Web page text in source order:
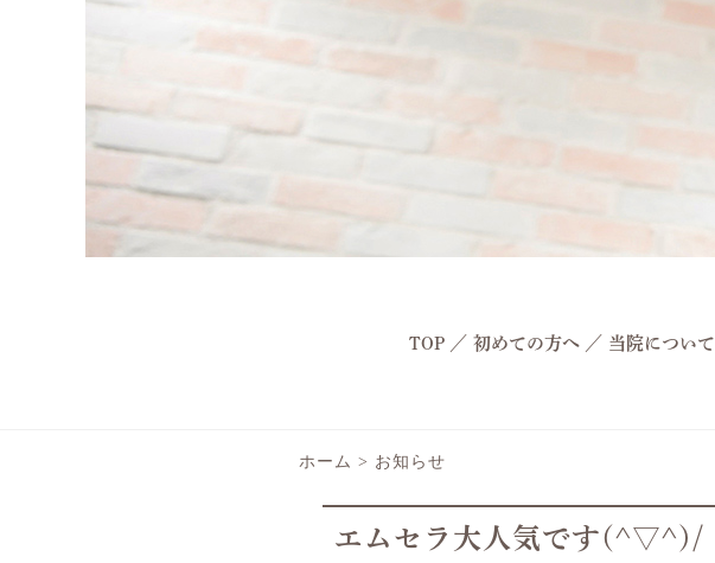
TOP ／ 初めての方へ ／ 当院について
ホーム > お知らせ
エムセラ大人気です(^▽^)/